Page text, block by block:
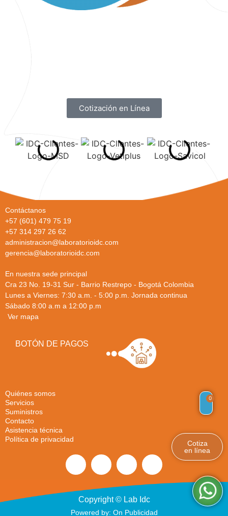
Cotización en Línea
Contáctanos
+57 (601) 479 75 19
+57 314 297 26 62
administracion@laboratorioidc.com
gerencia@laboratorioidc.com
En nuestra sede principal
Cra 23 No. 19-31 Sur - Barrio Restrepo - Bogotá Colombia
Lunes a Viernes: 7:30 a.m. - 5:00 p.m. Jornada continua
Sábado 8:00 a.m a 12:00 p.m
Ver mapa
BOTÓN DE PAGOS
Quiénes somos
Servicios
Suministros
Contacto
Asistencia técnica
Política de privacidad
Copyright © Lab Idc
Powered by: On Publicidad
Cotiza
en línea
0